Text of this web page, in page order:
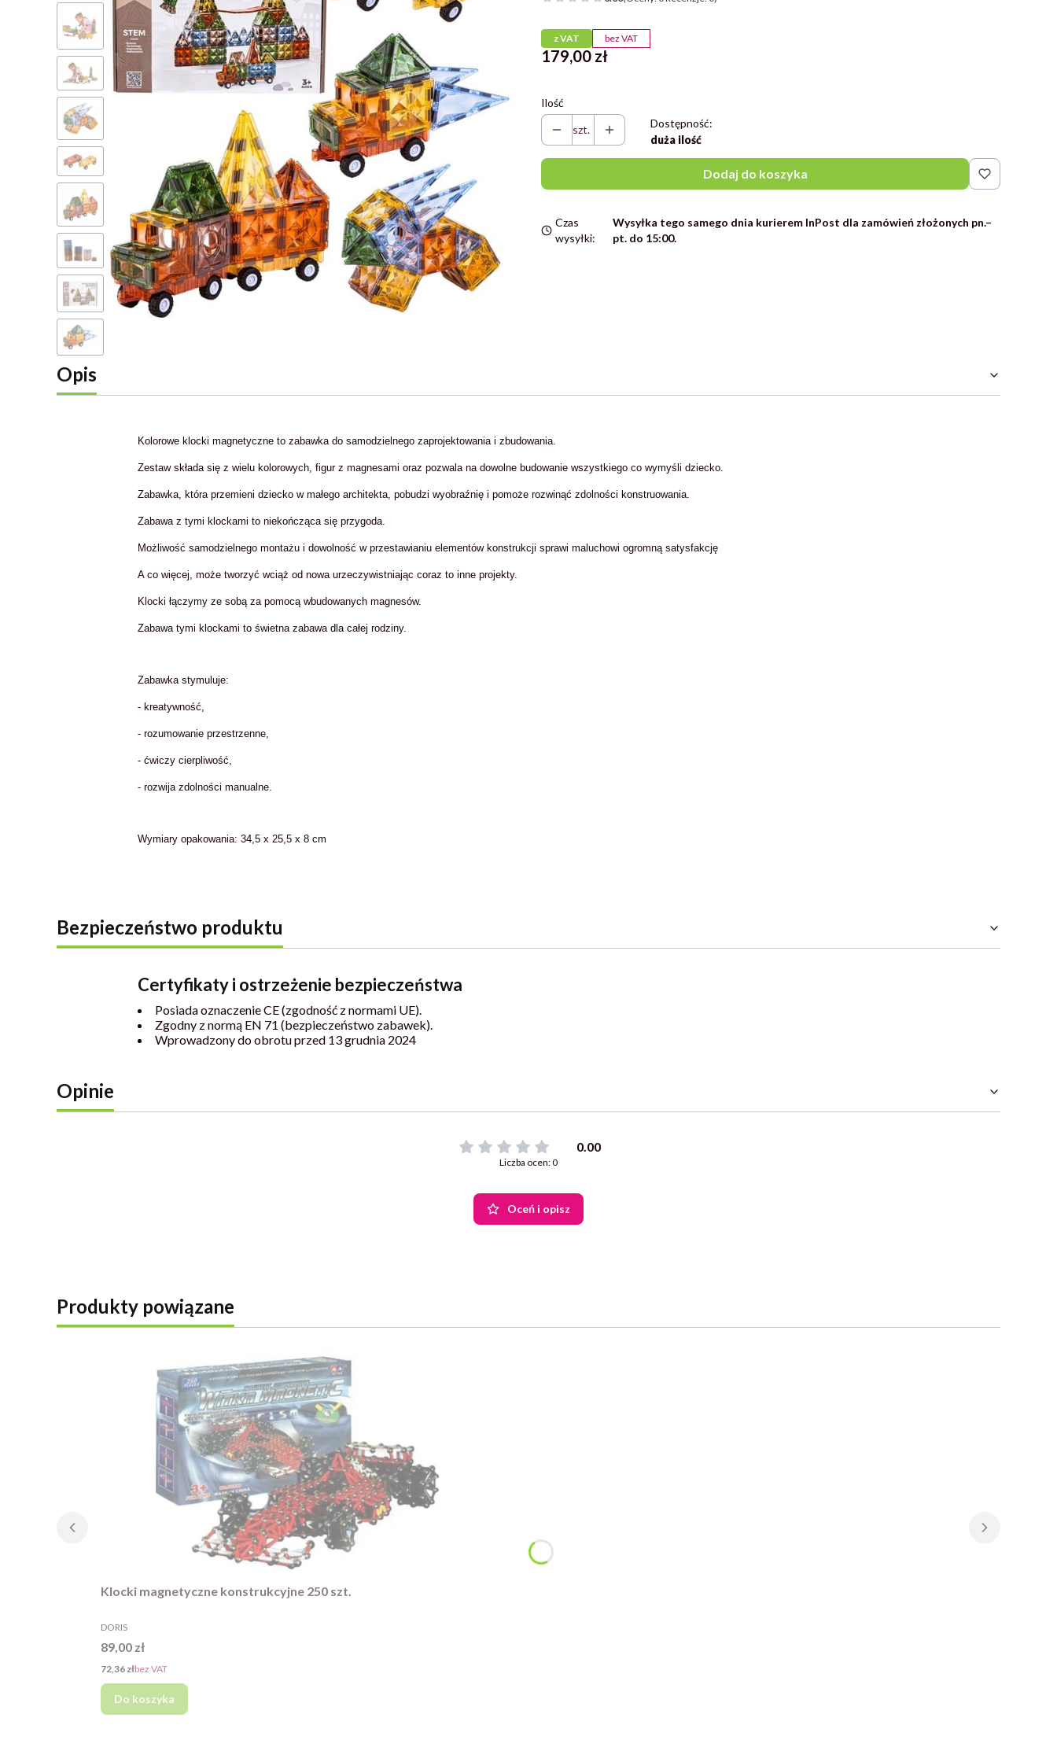
z VAT bez VAT
Cena
179,00 zł
Ilość
szt.
Dostępność:
duża ilość
Dodaj do koszyka
Czas
wysyłki:
Wysyłka tego samego dnia kurierem InPost dla zamówień złożonych pn.–
pt. do 15:00.
Opis
Kolorowe klocki magnetyczne to zabawka do samodzielnego zaprojektowania i zbudowania.
Zestaw składa się z wielu kolorowych, figur z magnesami oraz pozwala na dowolne budowanie wszystkiego co wymyśli dziecko.
Zabawka, która przemieni dziecko w małego architekta, pobudzi wyobraźnię i pomoże rozwinąć zdolności konstruowania.
Zabawa z tymi klockami to niekończąca się przygoda.
Możliwość samodzielnego montażu i dowolność w przestawianiu elementów konstrukcji sprawi maluchowi ogromną satysfakcję
A co więcej, może tworzyć wciąż od nowa urzeczywistniając coraz to inne projekty.
Klocki łączymy ze sobą za pomocą wbudowanych magnesów.
Zabawa tymi klockami to świetna zabawa dla całej rodziny.
Zabawka stymuluje:
- kreatywność,
- rozumowanie przestrzenne,
- ćwiczy cierpliwość,
- rozwija zdolności manualne.
Wymiary opakowania: 34,5 x 25,5 x 8 cm
Bezpieczeństwo produktu
Certyfikaty i ostrzeżenie bezpieczeństwa
Posiada oznaczenie CE (zgodność z normami UE).
Zgodny z normą EN 71 (bezpieczeństwo zabawek).
Wprowadzony do obrotu przed 13 grudnia 2024
Opinie
0.00
Liczba ocen: 0
Oceń i opisz
Produkty powiązane
Klocki magnetyczne konstrukcyjne 250 szt.
PRODUCENT
DORIS
Cena
89,00 zł
Cena
72,36 złbez VAT
Do koszyka